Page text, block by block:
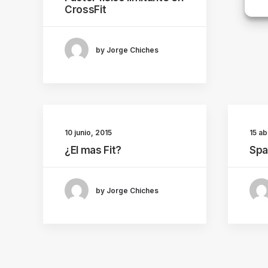
CrossFit
by Jorge Chiches
10 junio, 2015
¿El mas Fit?
by Jorge Chiches
15